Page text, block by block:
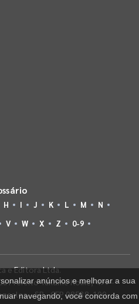
H I J K L M
N
V W X Z 0-9
e Editora Ltda.
Prefeito Takume Koike, 499 -
- SP - CEP 08538-100
anúncios e melhorar a sua
navegando, você concorda com